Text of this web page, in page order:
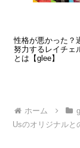
性格が悪かった？
努力するレイチェ
とは【glee】
ホーム
Usのオリジナルと